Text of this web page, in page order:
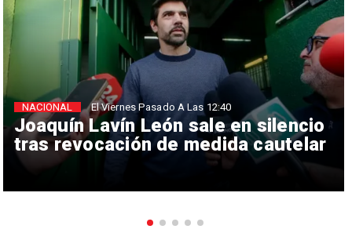
Joaquín Lavín León sale en silencio
tras revocación de medida cautelar
NACIONAL El Viernes Pasado A Las 12:40